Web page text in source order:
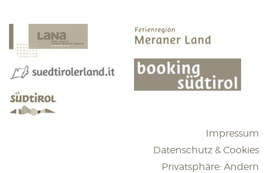
Impressum
Datenschutz & Cookies
Privatsphäre: Ändern